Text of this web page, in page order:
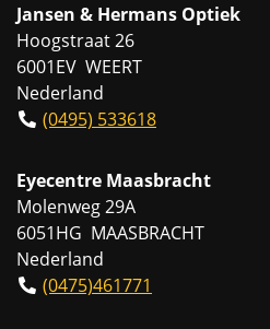
Jansen & Hermans Optiek
Hoogstraat 26
6001EV WEERT
Nederland
(0495) 533618
Eyecentre Maasbracht
Molenweg 29A
6051HG MAASBRACHT
Nederland
(0475)461771